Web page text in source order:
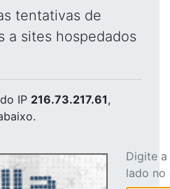
tentativas de
a sites hospedados
do IP 216.73.217.61,
Digite
lado no